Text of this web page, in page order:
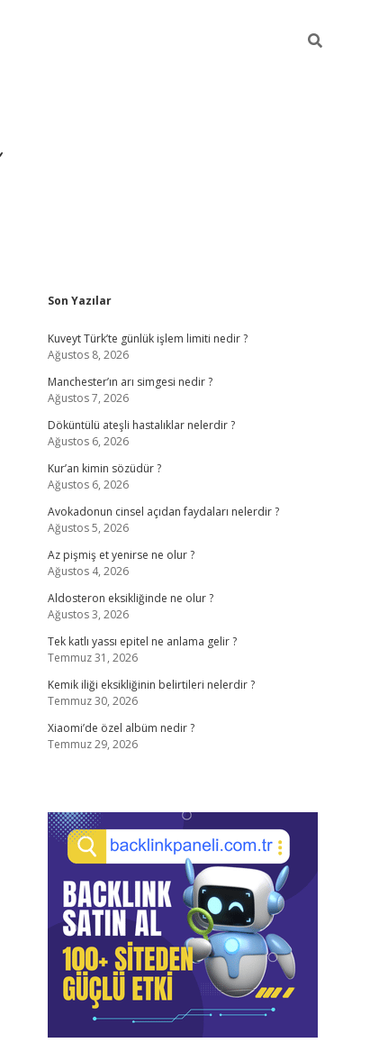
Sidebar
Son Yazılar
Kuveyt Türk’te günlük işlem limiti nedir ?
Ağustos 8, 2026
Manchester’ın arı simgesi nedir ?
Ağustos 7, 2026
Döküntülü ateşli hastalıklar nelerdir ?
Ağustos 6, 2026
Kur’an kimin sözüdür ?
Ağustos 6, 2026
Avokadonun cinsel açıdan faydaları nelerdir ?
Ağustos 5, 2026
Az pişmiş et yenirse ne olur ?
Ağustos 4, 2026
Aldosteron eksikliğinde ne olur ?
Ağustos 3, 2026
Tek katlı yassı epitel ne anlama gelir ?
Temmuz 31, 2026
Kemik iliği eksikliğinin belirtileri nelerdir ?
Temmuz 30, 2026
Xiaomi’de özel albüm nedir ?
Temmuz 29, 2026